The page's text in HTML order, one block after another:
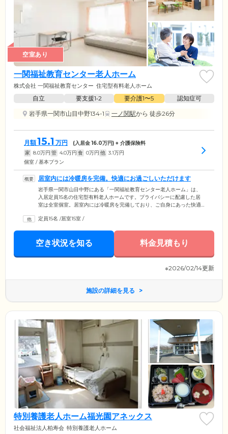
空室あり
一関福祉教育センター老人ホーム
株式会社 一関福祉教育センター 住宅型有料老人ホーム
自立 要支援1•2 要介護1〜5
認知症可
岩手県一関市山目中野134-1
一ノ関駅から 徒歩26分
月額15.1 万円 (入居金16.0万円) + 介護保険料
家 8.0万円 管 4.0万円 食 0万円 他 3.1万円
個室 / 基本プラン
居室内には冷暖房を完備。快適にお過ごしいただけます
岩手県一関市山目中野にある「一関福祉教育センター老人ホーム」は、
入居定員15名の住宅型有料老人ホームです。プライバシーに配慮した居
室は全室個室。居室内には冷暖房を完備しており、ご自身にあった快適
ト環境も整えておりますので、ほかの方の目を気にすることなく、ご自
だりと自由にお過ごしいただけます。
定員15名 /居室15室 /
空き状況を知る 料金見積もり
※2026/02/14更新
施設の詳細を見る
特別養護老人ホーム福光園アネックス
社会福祉法人柏寿会 特別養護老人ホーム